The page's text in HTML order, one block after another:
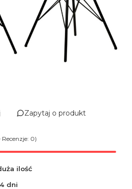
Zapytaj o produkt
0)
ilość
dni